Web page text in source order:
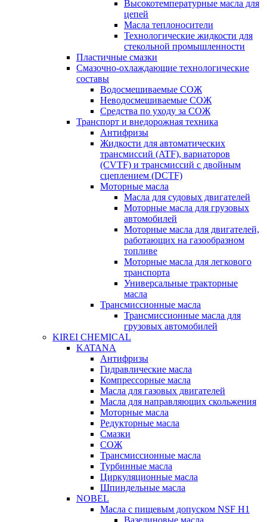
Высокотемпературные масла для
цепей
Масла теплоносители
Технологические жидкости для
стекольной промышленности
Пластичные смазки
Смазочно-охлаждающие технологические
составы
Водосмешиваемые СОЖ
Неводосмешиваемые СОЖ
Средства по уходу за СОЖ
Транспорт и внедорожная техника
Антифризы
Жидкости для автоматических
трансмиссий (ATF), вариаторов
(CVTF) и трансмиссий с двойным
сцеплением (DCTF)
Моторные масла
Масла для судовых двигателей
Моторные масла для грузовых
автомобилей
Моторные масла для двигателей,
работающих на газообразном
топливе
Моторные масла для легкового
транспорта
Универсальные тракторные
масла
Трансмиссионные масла
Трансмиссионные масла для
грузовых автомобилей
KIREI CHEMICAL
KATANA
Антифризы
Гидравлические масла
Компрессорные масла
Масла для газовых двигателей
Масла для направляющих скольжения
Моторные масла
Редукторные масла
Смазки
СОЖ
Трансмиссионные масла
Турбинные масла
Циркуляционные масла
Шпиндельные масла
NOBEL
Масла с пищевым допуском NSF H1
Вазелиновые масла